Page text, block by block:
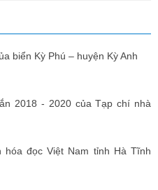
biển Kỳ Phú – huyện Kỳ Anh
2018 - 2020 của Tạp chí nhà
hóa đọc Việt Nam tỉnh Hà Tĩnh